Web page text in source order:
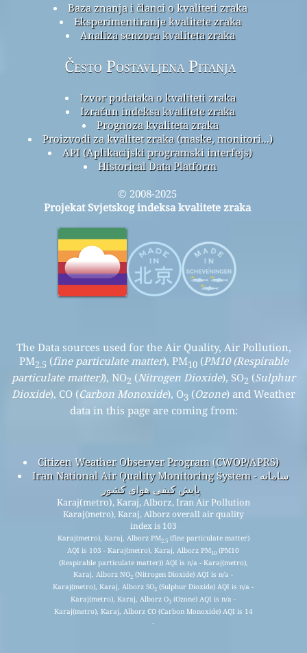
Baza znanja i članci o kvaliteti zraka
Eksperimentiranje kvalitete zraka
Analiza senzora kvaliteta zraka
Često Postavljena Pitanja
Izvor podataka o kvaliteti zraka
Izračun indeksa kvalitete zraka
Prognoza kvaliteta zraka
Proizvodi za kvalitet zraka (maske, monitori...)
API (Aplikacijski programski interfejs)
Historical Data Platform
© 2008-2025
Projekat Svjetskog indeksa kvalitete zraka
The Data sources used for the Air Quality, Air Pollution,
PM2.5 (fine particulate matter), PM10(PM10 (Respirable
particulate matter)), NO2 (Nitrogen Dioxide), SO2 (Sulphur
Dioxide), CO (Carbon Monoxide), O3 (Ozone) and Weather
data in this page are coming from:
Citizen Weather Observer Program (CWOP/APRS)
Iran National Air Quality Monitoring System - سامانه
پایش کیفی هوای کشور
Karaj(metro), Karaj, Alborz, Iran Air Pollution
Karaj(metro), Karaj, Alborz overall air quality
index is 103
Karaj(metro), Karaj, Alborz PM2.5(fine particulate matter)
AQI is 103 - Karaj(metro), Karaj, Alborz PM10 (PM10
(Respirable particulate matter)) AQI is n/a - Karaj(metro),
Karaj, Alborz NO2 (Nitrogen Dioxide) AQI is n/a -
Karaj(metro), Karaj, Alborz SO2 (Sulphur Dioxide) AQI is n/a -
Karaj(metro), Karaj, Alborz O3 (Ozone) AQI is n/a -
Karaj(metro), Karaj, Alborz CO (Carbon Monoxide) AQI is 14
-